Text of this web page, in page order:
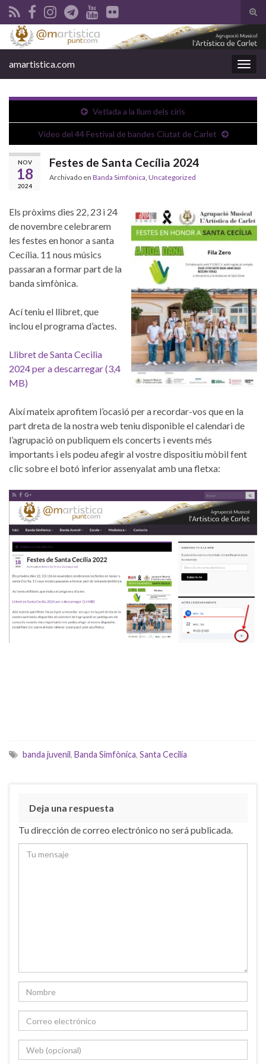
el
de
Search for:
la
amartistica.com
Vetlada a la llum dels ciris
Vídeo del 44 Festival de bandes Ciutat de Carlet
NOV
18
2024
Festes de Santa Cecília 2024
Archivado en Banda Simfònica, Uncategorized
Els pròxims dies 22, 23 i 24
de novembre celebrarem
les festes en honor a santa
Cecília. 11 nous músics
passaran a formar part de la
banda simfònica.
Ací teniu el llibret, que
inclou el programa d’actes.
Llibret de Santa Cecilia
2024 per a descarregar (3,4
MB)
Així mateix aprofitem l’ocasió per a recordar-vos que en la
part dreta de la nostra web teniu disponible el calendari de
l’agrupació on publiquem els concerts i events més
importants i els podeu afegir al vostre dispositiu mòbil fent
clic sobre el botó inferior assenyalat amb una fletxa:
banda juvenil, Banda Simfònica, Santa Cecilia
Deja una respuesta
Tu dirección de correo electrónico no será publicada.